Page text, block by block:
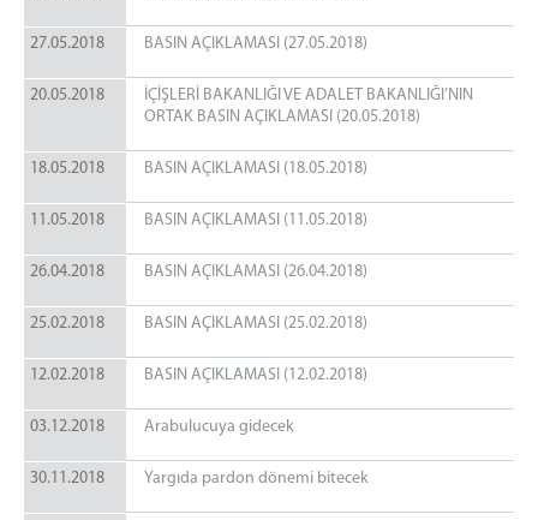
27.05.2018 BASIN AÇIKLAMASI (27.05.2018)
20.05.2018
İÇİŞLERİ BAKANLIĞI VE ADALET BAKANLIĞI’NIN
ORTAK BASIN AÇIKLAMASI (20.05.2018)
18.05.2018 BASIN AÇIKLAMASI (18.05.2018)
11.05.2018 BASIN AÇIKLAMASI (11.05.2018)
26.04.2018 BASIN AÇIKLAMASI (26.04.2018)
25.02.2018 BASIN AÇIKLAMASI (25.02.2018)
12.02.2018 BASIN AÇIKLAMASI (12.02.2018)
03.12.2018 Arabulucuya gidecek
30.11.2018 Yargıda pardon dönemi bitecek